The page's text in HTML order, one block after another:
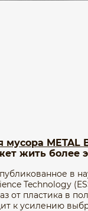
METAL
жить более
в
Technology
от пластика в
к усилению